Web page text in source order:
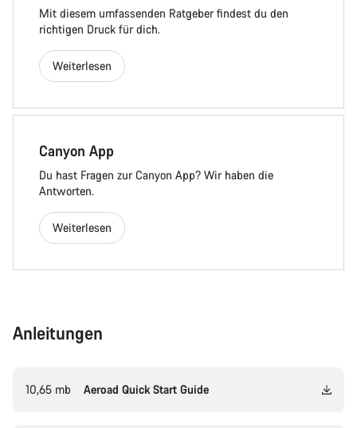
Mit diesem umfassenden Ratgeber findest du den
richtigen Druck für dich.
Weiterlesen
Canyon App
Du hast Fragen zur Canyon App? Wir haben die
Antworten.
Weiterlesen
Anleitungen
10,65 mb Aeroad Quick Start Guide